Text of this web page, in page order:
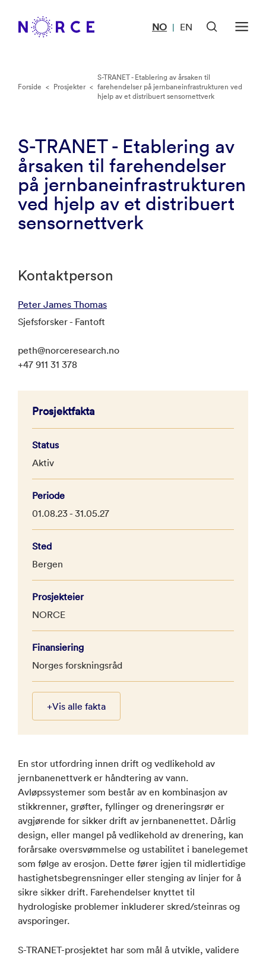
NO | EN
Forside < Prosjekter <
S-TRANET - Etablering av årsaken til
farehendelser på jernbaneinfrastrukturen ved
hjelp av et distribuert sensornettverk
S-TRANET - Etablering av
årsaken til farehendelser
på jernbaneinfrastrukturen
ved hjelp av et distribuert
sensornettverk
Kontaktperson
Peter James Thomas
Sjefsforsker - Fantoft
peth@norceresearch.no
+47 911 31 378
Prosjektfakta
Status
Aktiv
Periode
01.08.23 - 31.05.27
Sted
Bergen
Prosjekteier
NORCE
Finansiering
Norges forskningsråd
+Vis alle fakta
En stor utfordring innen drift og vedlikehold av
jernbanenettverk er håndtering av vann.
Avløpssystemer som består av en kombinasjon av
stikkrenner, grøfter, fyllinger og dreneringsrør er
avgjørende for sikker drift av jernbanenettet. Dårlig
design, eller mangel på vedlikehold av drenering, kan
forårsake oversvømmelse og ustabilitet i banelegemet
som følge av erosjon. Dette fører igjen til midlertidige
hastighetsbegrensninger eller stenging av linjer for å
sikre sikker drift. Farehendelser knyttet til
hydrologiske problemer inkluderer skred/steinras og
avsporinger.
S-TRANET-prosjektet har som mål å utvikle, validere